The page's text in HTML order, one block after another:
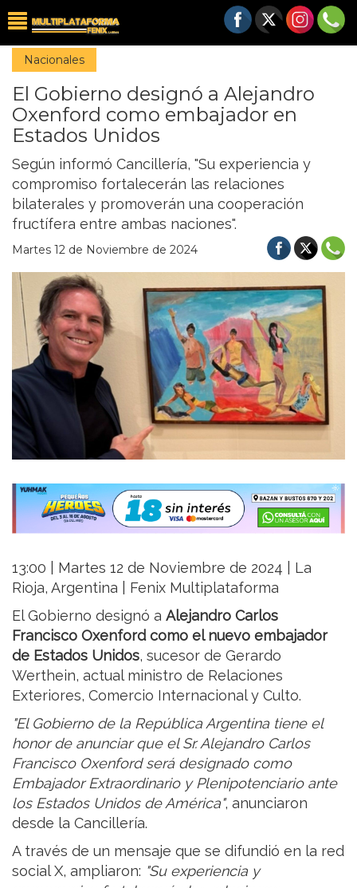
Nacionales
El Gobierno designó a Alejandro
Oxenford como embajador en
Estados Unidos
Según informó Cancillería, "Su experiencia y
compromiso fortalecerán las relaciones
bilaterales y promoverán una cooperación
fructífera entre ambas naciones".
Martes 12 de Noviembre de 2024
13:00 | Martes 12 de Noviembre de 2024 | La
Rioja, Argentina | Fenix Multiplataforma
El Gobierno designó a Alejandro Carlos
Francisco Oxenford como el nuevo embajador
de Estados Unidos, sucesor de Gerardo
Werthein, actual ministro de Relaciones
Exteriores, Comercio Internacional y Culto.
"El Gobierno de la República Argentina tiene el
honor de anunciar que el Sr. Alejandro Carlos
Francisco Oxenford será designado como
Embajador Extraordinario y Plenipotenciario ante
los Estados Unidos de América", anunciaron
desde la Cancillería.
A través de un mensaje que se difundió en la red
social X, ampliaron: "Su experiencia y